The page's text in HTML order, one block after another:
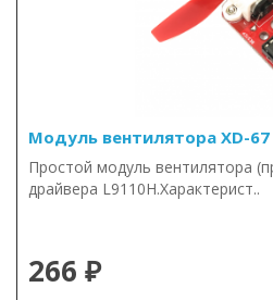
Модуль вентилятора XD-67
Простой модуль вентилятора
драйвера L9110H.Характерист..
266 ₽